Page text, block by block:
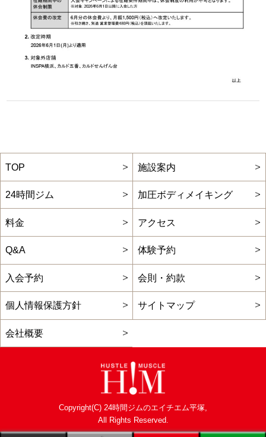
TOP 施設案内
24時間ジム 加圧ボディメイキング
料金 アクセス
Q&A 体験予約
入会予約 会則・約款
個人情報保護方針 サイトマップ
会社概要
Copyright(C) 24時間ジムのエイチエム平塚,
All Rights Reserved.